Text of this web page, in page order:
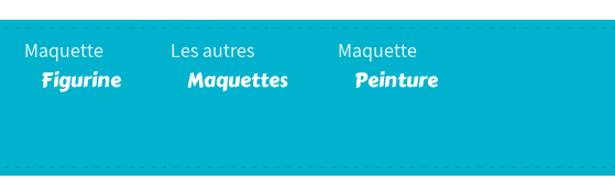
Maquette
Figurine
Les autres
Maquettes
Maquette
Peinture